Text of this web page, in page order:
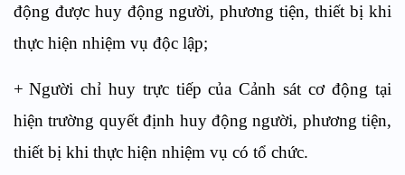
động được huy động người, phương tiện, thiết bị khi
thực hiện nhiệm vụ độc lập;
+ Người chỉ huy trực tiếp của Cảnh sát cơ động tại
hiện trường quyết định huy động người, phương tiện,
thiết bị khi thực hiện nhiệm vụ có tổ chức.